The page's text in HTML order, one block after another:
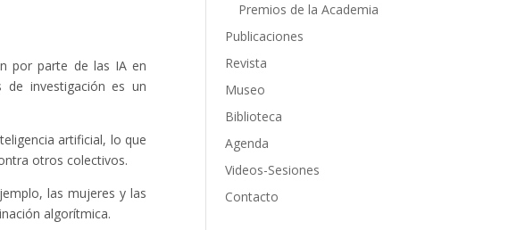
por parte de las IA en
de investigación es un
artificial, lo que
otros colectivos.
las mujeres y las
algorítmica.
Premios de la Academia
Publicaciones
Revista
Museo
Biblioteca
Agenda
Videos-Sesiones
Contacto